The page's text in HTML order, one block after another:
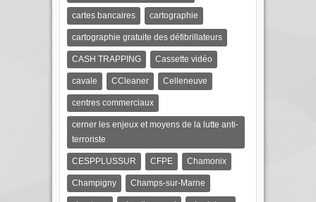
cartes bancaires cartographie
cartographie gratuite des défibrillateurs
CASH TRAPPING Cassette vidéo
cavale CCleaner Celleneuve
centres commerciaux
cerner les enjeux et moyens de la lutte anti-
terroriste
CESPPLUSSUR CFPE Chamonix
Champigny Champs-sur-Marne